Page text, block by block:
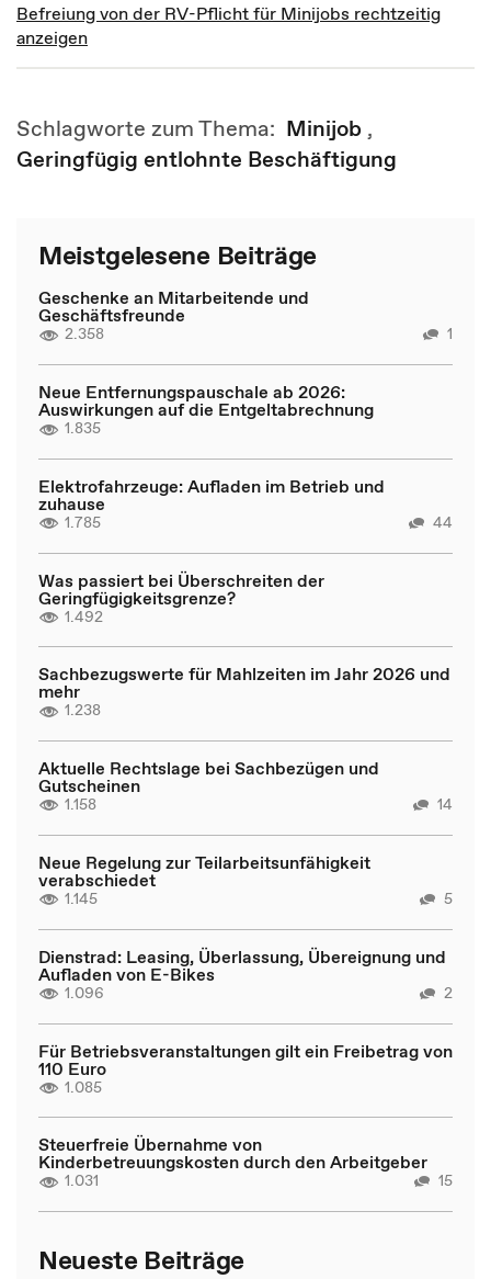
Befreiung von der RV-Pflicht für Minijobs rechtzeitig
anzeigen
Schlagworte zum Thema: Minijob ,
Geringfügig entlohnte Beschäftigung
Meistgelesene Beiträge
Geschenke an Mitarbeitende und
Geschäftsfreunde
2.358 1
Neue Entfernungspauschale ab 2026:
Auswirkungen auf die Entgeltabrechnung
1.835
Elektrofahrzeuge: Aufladen im Betrieb und
zuhause
1.785 44
Was passiert bei Überschreiten der
Geringfügigkeitsgrenze?
1.492
Sachbezugswerte für Mahlzeiten im Jahr 2026 und
mehr
1.238
Aktuelle Rechtslage bei Sachbezügen und
Gutscheinen
1.158 14
Neue Regelung zur Teilarbeitsunfähigkeit
verabschiedet
1.145 5
Dienstrad: Leasing, Überlassung, Übereignung und
Aufladen von E-Bikes
1.096 2
Für Betriebsveranstaltungen gilt ein Freibetrag von
110 Euro
1.085
Steuerfreie Übernahme von
Kinderbetreuungskosten durch den Arbeitgeber
1.031 15
Neueste Beiträge